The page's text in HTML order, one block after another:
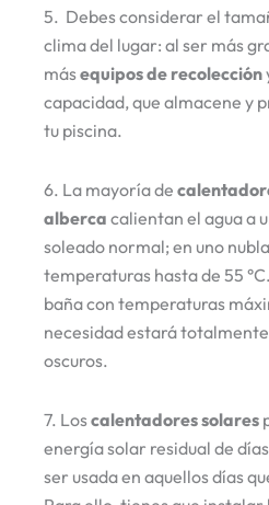
5. Debes considerar el
clima del lugar: al ser más
másequipos de recolección
capacidad, que almacene y
tu piscina.
6. La mayoría de
alberca calientan el agua a
soleado normal; en uno
temperaturas hasta de 55
baña con temperaturas
necesidad estará
oscuros.
7. Loscalentadores solares
energía solar residual de
ser usada en aquellos días